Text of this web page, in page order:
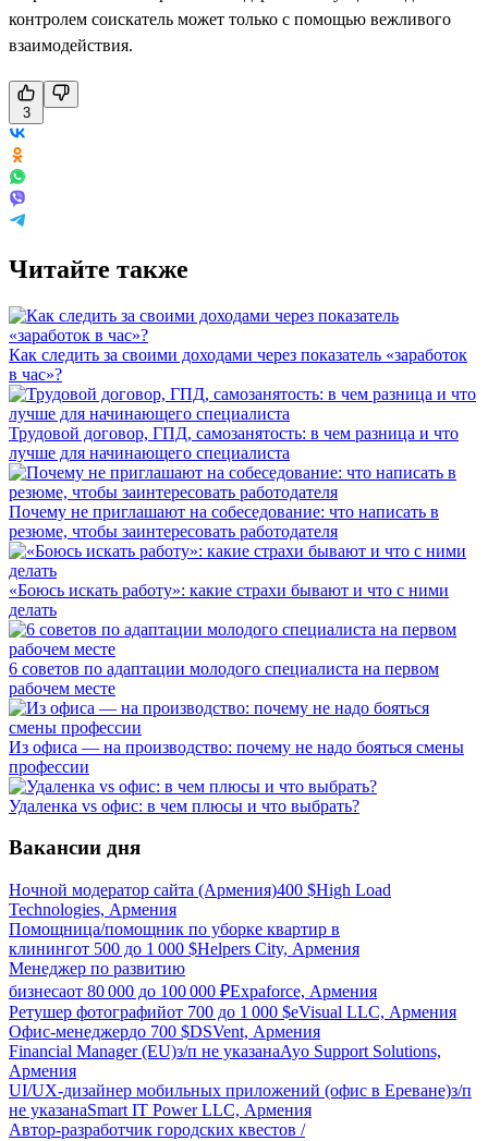
контролем соискатель может только с помощью вежливого
взаимодействия.
3
Читайте также
Как следить за своими доходами через показатель «заработок
в час»?
Трудовой договор, ГПД, самозанятость: в чем разница и что
лучше для начинающего специалиста
Почему не приглашают на собеседование: что написать в
резюме, чтобы заинтересовать работодателя
«Боюсь искать работу»: какие страхи бывают и что с ними
делать
6 советов по адаптации молодого специалиста на первом
рабочем месте
Из офиса — на производство: почему не надо бояться смены
профессии
Удаленка vs офис: в чем плюсы и что выбрать?
Вакансии дня
Ночной модератор сайта (Армения)400 $High Load
Technologies, Армения
Помощница/помощник по уборке квартир в
клинингот 500 до 1 000 $Helpers City, Армения
Менеджер по развитию
бизнесаот 80 000 до 100 000 ₽Expaforce, Армения
Ретушер фотографийот 700 до 1 000 $eVisual LLC, Армения
Офис-менеджердо 700 $DSVent, Армения
Financial Manager (EU)з/п не указанаAyo Support Solutions,
Армения
UI/UX-дизайнер мобильных приложений (офис в Ереване)з/п
не указанаSmart IT Power LLC, Армения
Автор-разработчик городских квестов /